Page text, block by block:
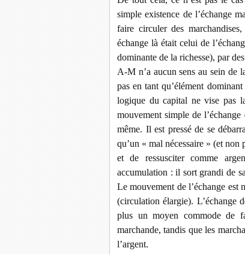
simple existence de l’échange
faire circuler des
échange là était celui de
dominante de la richesse), par
A-M n’a aucun sens au sein de
pas en tant qu’élément
logique du capital ne vise pas
mouvement simple de
même. Il est pressé de se
qu’un « mal nécessaire » (et
et de ressusciter comme
accumulation : il sort grandi de
Le mouvement de l’échange est
(circulation élargie). L’échange
plus un moyen commode de
marchande, tandis que les
l’argent.